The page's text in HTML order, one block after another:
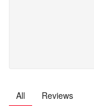
All Reviews